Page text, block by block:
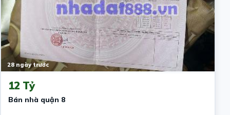
28 ngày trước
12 Tỷ
Bán nhà quận 8